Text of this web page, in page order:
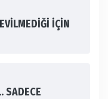
İÇİN
SADECE